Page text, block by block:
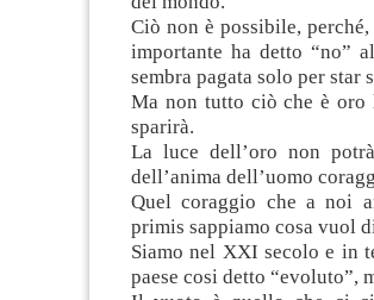
Ciò non è possibile,
importante ha detto “no”
sembra pagata solo per star
Ma non tutto ciò che è
sparirà.
La luce dell’oro non
dell’anima dell’uomo
Quel coraggio che a noi
primis sappiamo cosa vuol
Siamo nel XXI secolo e in
paese cosi detto “evoluto”,